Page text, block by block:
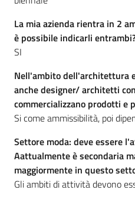
La mia azienda rientra in 2
è possibile indicarli
SI
Nell'ambito dell'architettura
anche designer/ architetti
commercializzano prodotti e
Si come ammissibilità, poi
Settore moda: deve essere
Aattualmente è secondaria
maggiormente in questo
Gli ambiti di attività devono